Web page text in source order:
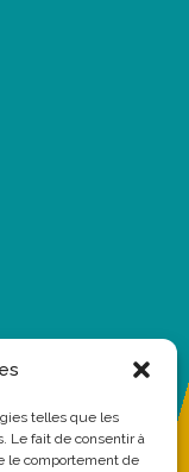
telles que les
Le fait de consentir à
le comportement de